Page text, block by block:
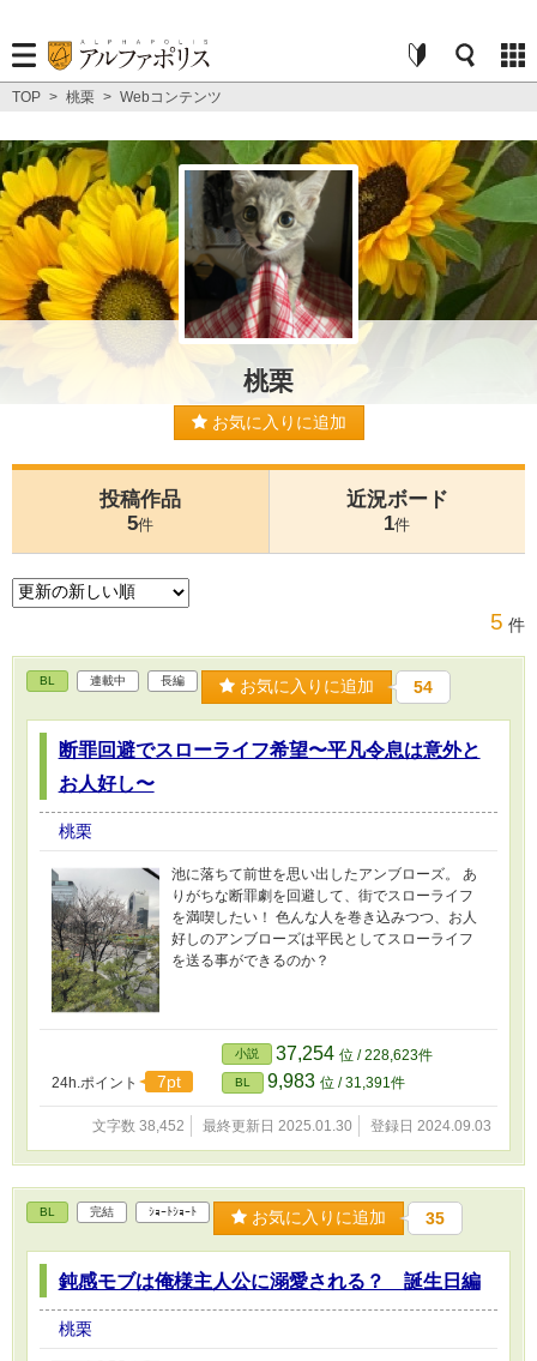
TOP > 桃栗 > Webコンテンツ
桃栗
お気に入りに追加
投稿作品
5件
近況ボード
1件
5 件
BL 連載中 長編 お気に入りに追加 54
断罪回避でスローライフ希望〜平凡令息は意外と
お人好し〜
桃栗
池に落ちて前世を思い出したアンブローズ。 あ
りがちな断罪劇を回避して、街でスローライフ
を満喫したい！ 色んな人を巻き込みつつ、お人
好しのアンブローズは平民としてスローライフ
を送る事ができるのか？
24h.ポイント 7pt
小説 37,254 位 / 228,623件
BL 9,983 位 / 31,391件
文字数 38,452 最終更新日 2025.01.30 登録日 2024.09.03
BL 完結 ｼｮｰﾄｼｮｰﾄ お気に入りに追加 35
鈍感モブは俺様主人公に溺愛される？ 誕生日編
桃栗